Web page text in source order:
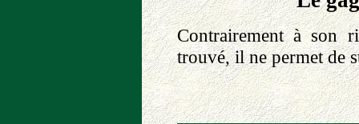
Contrairement à
trouvé, il ne permet de